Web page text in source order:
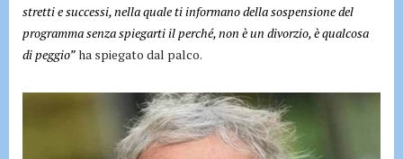
stretti e successi, nella quale ti informano della sospensione del
programma senza spiegarti il perché, non è un divorzio, è qualcosa
di peggio”ha spiegato dal palco.